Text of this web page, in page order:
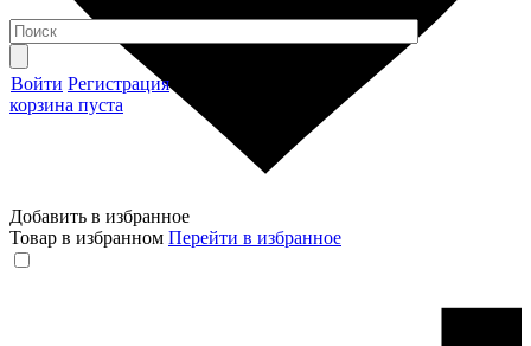
Войти Регистрация
корзина пуста
Добавить в избранное
Товар в избранном Перейти в избранное